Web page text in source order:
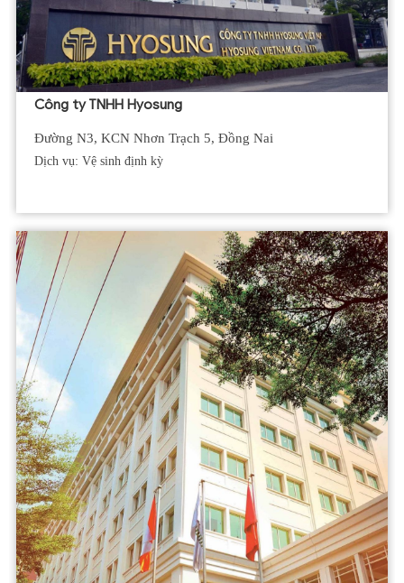
Công ty TNHH Hyosung
Đường N3, KCN Nhơn Trạch 5, Đồng Nai
Dịch vụ: Vệ sinh định kỳ